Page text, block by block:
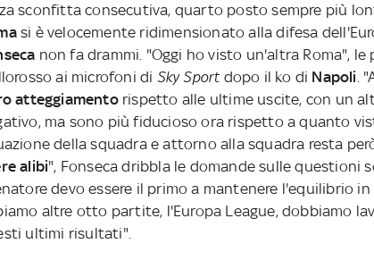
sconfitta consecutiva, quarto posto sempre più
si è velocemente ridimensionato alla difesa
non fa drammi. "Oggi ho visto un'altra Roma",
ai microfoni di Sky Sportdopo il ko di Napoli.
atteggiamento rispetto alle ultime uscite, con un
ma sono più fiducioso ora rispetto a quanto
della squadra e attorno alla squadra resta
alibi", Fonseca dribbla le domande sulle questioni
devo essere il primo a mantenere l'equilibrio
altre otto partite, l'Europa League, dobbiamo
ultimi risultati".